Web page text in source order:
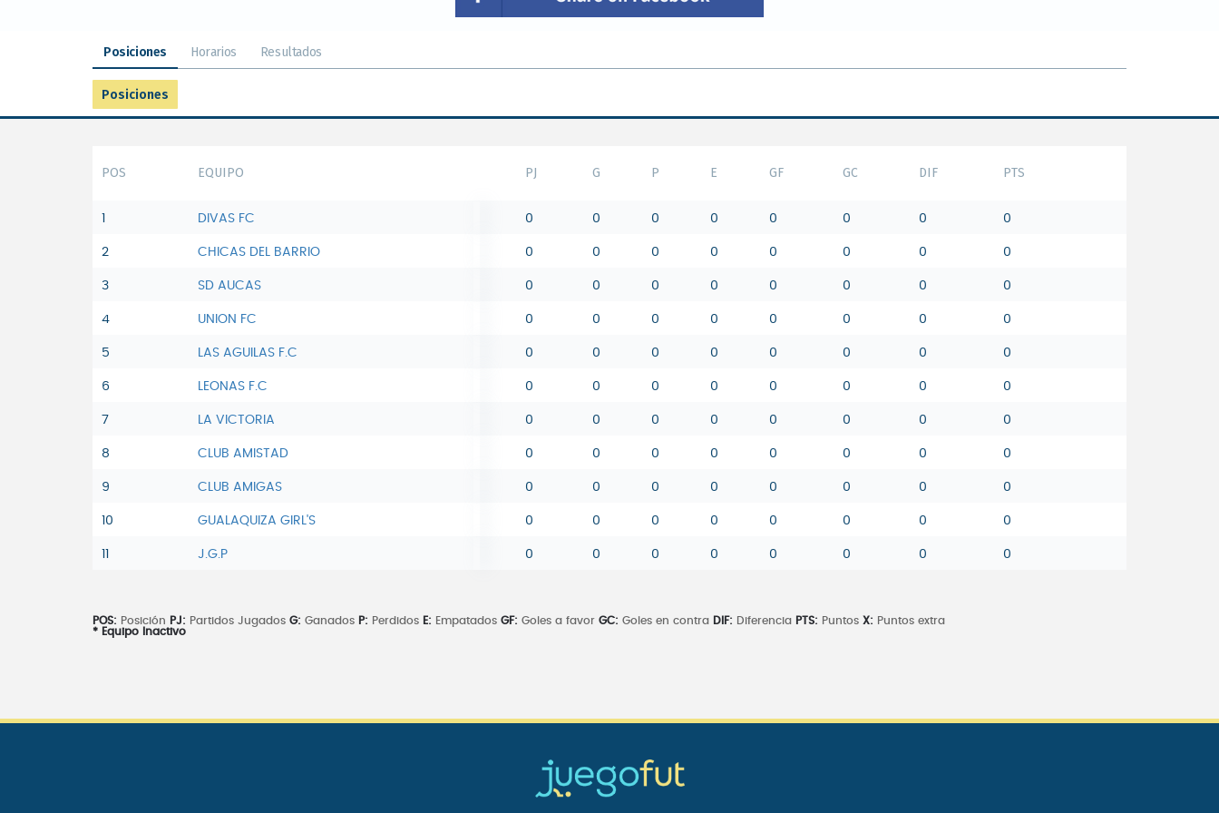
Posiciones Horarios Resultados
Posiciones
POS EQUIPO PJ G P E GF GC DIF PTS
DIVAS FC 0 0 0 0 0 0 0 0
2 CHICAS DEL BARRIO 0 0 0 0 0 0 0 0
3 SD AUCAS 0 0 0 0 0 0 0 0
4 UNION FC 0 0 0 0 0 0 0 0
5 LAS AGUILAS F.C 0 0 0 0 0 0 0 0
6 LEONAS F.C 0 0 0 0 0 0 0 0
7 LA VICTORIA 0 0 0 0 0 0 0 0
8 CLUB AMISTAD 0 0 0 0 0 0 0 0
9 CLUB AMIGAS 0 0 0 0 0 0 0 0
10 GUALAQUIZA GIRL'S 0 0 0 0 0 0 0 0
J.G.P 0 0 0 0 0 0 0 0
POS: Posición PJ: Partidos Jugados G: Ganados P: Perdidos E: Empatados GF: Goles a favor GC: Goles en contra DIF: Diferencia PTS: Puntos X: Puntos extra
* Equipo Inactivo